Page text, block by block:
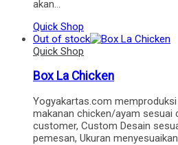
akan…
Quick Shop
Out of stock
Quick Shop
Box La Chicken
Yogyakartas.com
makanan chicken/ayam sesuai
customer, Custom Desain
pemesan, Ukuran